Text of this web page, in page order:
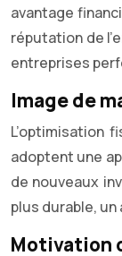
avantage
réputation de
entreprises
Image de
L’optimisation
adoptent une
de nouveaux
plus durable,
Motivation